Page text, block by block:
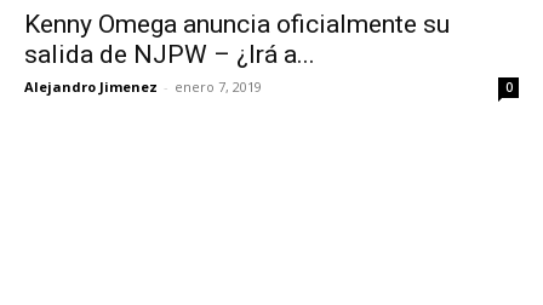
Kenny Omega anuncia oficialmente su
salida de NJPW – ¿Irá a...
Alejandro Jimenez - enero 7, 2019 0